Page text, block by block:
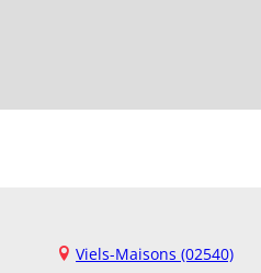
Viels-Maisons (02540)